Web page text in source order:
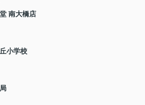
南大橋店
小学校